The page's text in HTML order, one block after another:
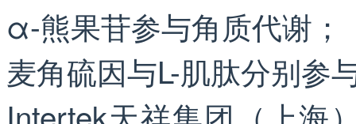
α-熊果苷参与角质代谢；
麦角硫因与L-肌肽分别参